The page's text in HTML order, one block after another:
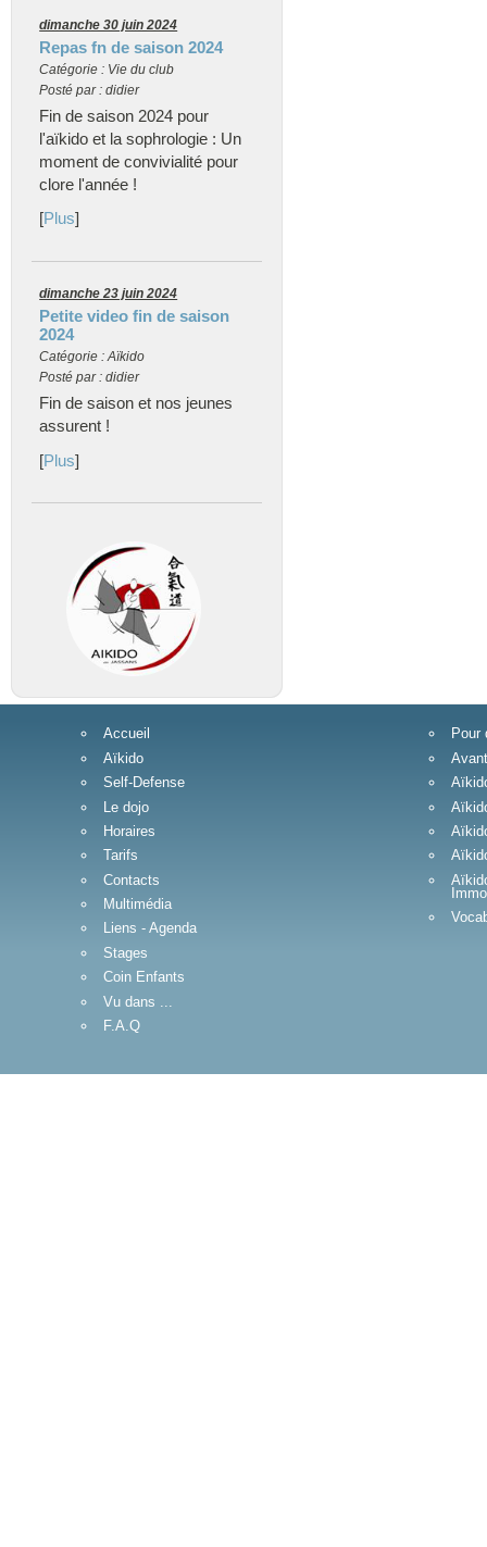
dimanche 30 juin 2024
Repas fn de saison 2024
Catégorie : Vie du club
Posté par : didier
Fin de saison 2024 pour
l'aïkido et la sophrologie : Un
moment de convivialité pour
clore l'année !
[Plus]
dimanche 23 juin 2024
Petite video fin de saison
2024
Catégorie : Aïkido
Posté par : didier
Fin de saison et nos jeunes
assurent !
[Plus]
Accueil
Aïkido
Self-Defense
Le dojo
Horaires
Tarifs
Contacts
Multimédia
Liens - Agenda
Stages
Coin Enfants
Vu dans ...
F.A.Q
Pour